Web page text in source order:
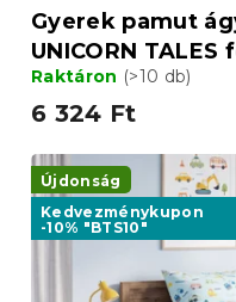
Gyerek pamut
UNICORN
Raktáron (>10 db)
6 324 Ft
Újdonság
Kedvezménykupon
-10% "BTS10"